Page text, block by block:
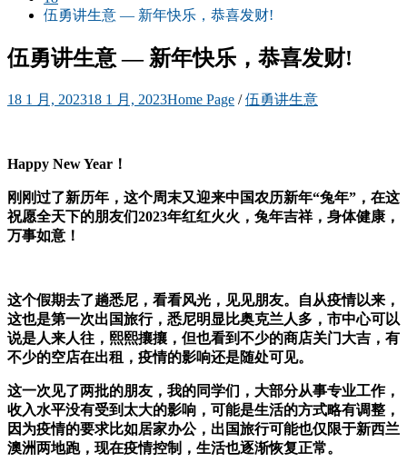
伍勇讲生意 — 新年快乐，恭喜发财!
伍勇讲生意 — 新年快乐，恭喜发财!
18 1 月, 202318 1 月, 2023Home Page /伍勇讲生意
Happy New Year！
刚刚过了新历年，这个周末又迎来中国农历新年“兔年”，在这
祝愿全天下的朋友们2023年红红火火，兔年吉祥，身体健康，
万事如意！
这个假期去了趟悉尼，看看风光，见见朋友。自从疫情以来，
这也是第一次出国旅行，悉尼明显比奥克兰人多，市中心可以
说是人来人往，熙熙攘攘，但也看到不少的商店关门大吉，有
不少的空店在出租，疫情的影响还是随处可见。
这一次见了两批的朋友，我的同学们，大部分从事专业工作，
收入水平没有受到太大的影响，可能是生活的方式略有调整，
因为疫情的要求比如居家办公，出国旅行可能也仅限于新西兰
澳洲两地跑，现在疫情控制，生活也逐渐恢复正常。